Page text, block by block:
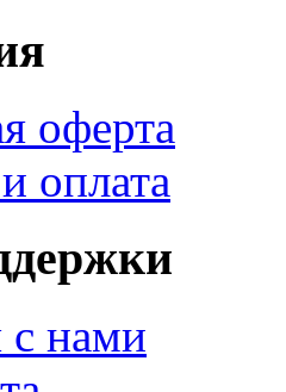
оферта
оплата
с нами